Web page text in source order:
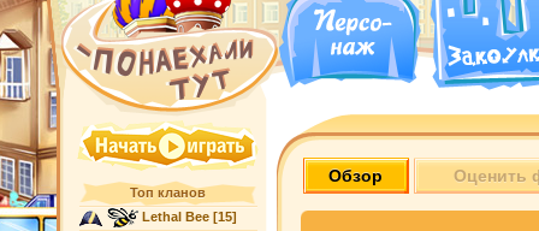
Топ кланов
Lethal Bee[15]
Обзор Оценить